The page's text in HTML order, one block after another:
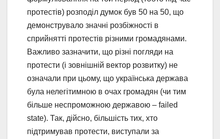
протестів) розподіл думок був 50 на 50, що
демонструвало значні розбіжності в
сприйнятті протестів різними громадянами.
Важливо зазначити, що різні погляди на
протести (і зовнішній вектор розвитку) не
означали при цьому, що українська держава
була нелегітимною в очах громадян (чи тим
більше неспроможною державою – failed
state). Так, дійсно, більшість тих, хто
підтримував протести, виступали за